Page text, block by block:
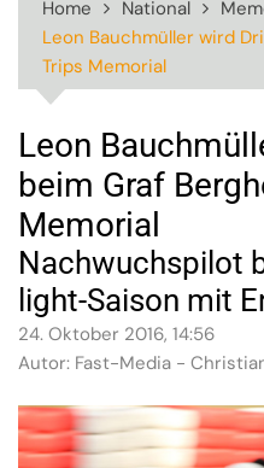
Home National
Leon Bauchmüller wird
Trips Memorial
Leon
beim Graf
Memorial
Nachwuchspilot
light-Saison mit
24. Oktober 2016, 14:56
Autor: Fast-Media -